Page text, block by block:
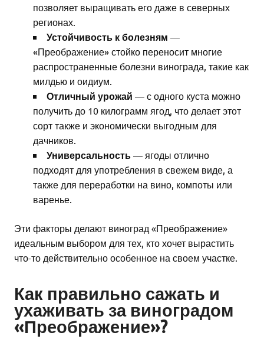
позволяет выращивать его даже в северных
регионах.
Устойчивость к болезням —
«Преображение» стойко переносит многие
распространенные болезни винограда, такие как
милдью и оидиум.
Отличный урожай — с одного куста можно
получить до 10 килограмм ягод, что делает этот
сорт также и экономически выгодным для
дачников.
Универсальность — ягоды отлично
подходят для употребления в свежем виде, а
также для переработки на вино, компоты или
варенье.
Эти факторы делают виноград «Преображение»
идеальным выбором для тех, кто хочет вырастить
что-то действительно особенное на своем участке.
Как правильно сажать и
ухаживать за виноградом
«Преображение»?